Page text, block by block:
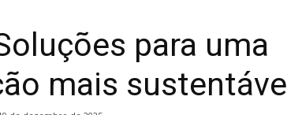
para uma
mais sustentável